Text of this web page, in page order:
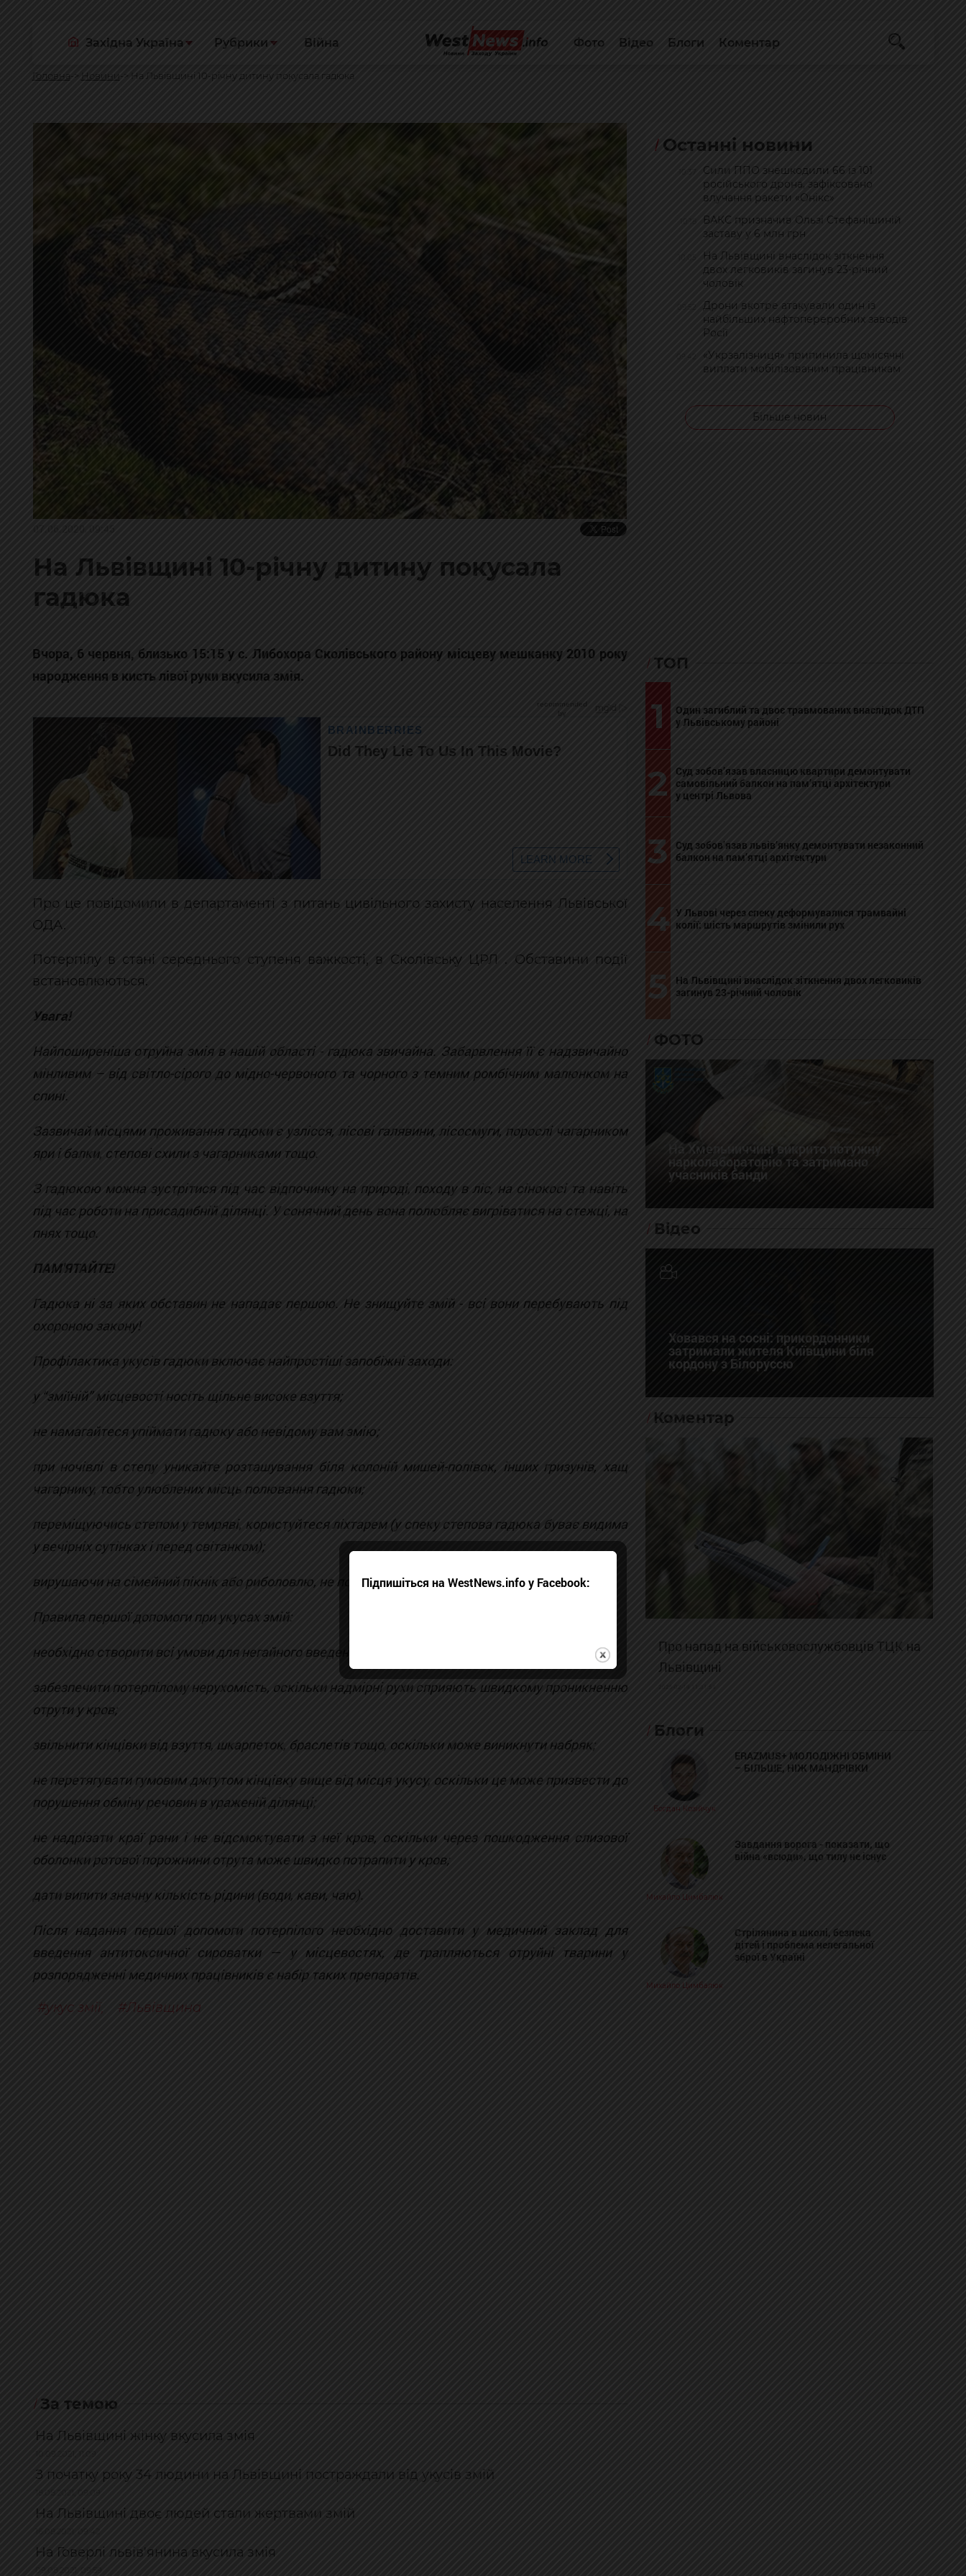
Західна Україна Рубрики Війна Фото Відео Блоги Коментар
Головна Новини На Львівщині 10-річну дитину покусала гадюка
На Львівщині 10-річну дитину покусала
гадюка
Вчора, 6 червня, близько 15:15 у с. Либохора Сколівського району місцеву мешканку 2010 року
народження в кисть лівої руки вкусила змія.
Про це повідомили в департаменті з питань цивільного захисту населення Львівської
ОДА.
Потерпілу в стані середнього ступеня важкості, в Сколівську ЦРЛ . Обставини події
встановлюються.
Увага!
Найпоширеніша отруйна змія в нашій області - гадюка звичайна. Забарвлення її є надзвичайно
мінливим – від світло-сірого до мідно-червоного та чорного з темним ромбічним малюнком на
спині.
Зазвичай місцями проживання гадюки є узлісся, лісові галявини, лісосмуги, порослі чагарником
яри і балки, степові схили з чагарниками тощо.
З гадюкою можна зустрітися під час відпочинку на природі, походу в ліс, на сінокосі та навіть
під час роботи на присадибній ділянці. У сонячний день вона полюбляє вигріватися на стежці, на
пнях тощо.
ПАМ'ЯТАЙТЕ!
Гадюка ні за яких обставин не нападає першою. Не знищуйте змій - всі вони перебувають під
охороною закону!
Профілактика укусів гадюки включає найпростіші запобіжні заходи:
у “зміїній” місцевості носіть щільне високе взуття;
не намагайтеся упіймати гадюку або невідому вам змію;
при ночівлі в степу уникайте розташування біля колоній мишей-полівок, інших гризунів, хащ
чагарнику, тобто улюблених місць полювання гадюки;
переміщуючись степом у темряві, користуйтеся ліхтарем (у спеку степова гадюка буває видима
у вечірніх сутінках і перед світанком);
вирушаючи на сімейний пікнік або риболовлю, не полінуйтесь провести бесіду з дітьми.
Правила першої допомоги при укусах змій:
необхідно створити всі умови для негайного введення сироватки;
забезпечити потерпілому нерухомість, оскільки надмірні рухи сприяють швидкому проникненню
отрути у кров;
звільнити кінцівки від взуття, шкарпеток, браслетів тощо, оскільки може виникнути набряк;
не перетягувати гумовим джгутом кінцівку вище від місця укусу, оскільки це може призвести до
порушення обміну речовин в ураженій ділянці;
не надрізати краї рани і не відсмоктувати з неї кров, оскільки через пошкодження слизової
оболонки ротової порожнини отрута може швидко потрапити у кров;
дати випити значну кількість рідини (води, кави, чаю).
Після надання першої допомоги потерпілого необхідно доставити у медичний заклад для
введення антитоксичної сироватки — у місцевостях, де трапляються отруйні тварини у
розпорядженні медичних працівників є набір таких препаратів.
укус змії Львівщина
За темою
На Львівщині жінку вкусила змія
З початку року 34 людини на Львівщині постраждали від укусів змій
На Львівщині двоє людей стали жертвами змій
На Говерлі львів'янина вкусила змія
Останні новини
Сили ППО знешкодили 66 із 101
російського дрона, зафіксовано
влучання ракети «Онікс»
ВАКС призначив Ользі Стефанішиній
заставу у 6 млн грн
На Львівщині внаслідок зіткнення
двох легковиків загинув 23-річний
чоловік
Дрони вкотре атакували один із
найбільших нафтопереробних заводів
Росії
«Укрзалізниця» припинила щомісячні
виплати мобілізованим працівникам
Більше новин
ТОП
1
Один загиблий та двоє травмованих внаслідок ДТП
у Львівському районі
2
Суд зобов’язав власницю квартири демонтувати
самовільний балкон на пам’ятці архітектури
у центрі Львова
3
Суд зобов’язав львів’янку демонтувати незаконний
балкон на пам’ятці архітектури
4 У Львові через спеку деформувалися трамвайні
колії: шість маршрутів змінили рух
5
На Львівщині внаслідок зіткнення двох легковиків
загинув 23-річний чоловік
ФОТО
На Хмельниччині викрито потужну
нарколабораторію та затримано
учасників банди
Відео
Ховався на сосні: прикордонники
затримали жителя Київщини біля
кордону з Білоруссю
Коментар
Про напад на військовослужбовців ТЦК на
Львівщині
Блоги
Богдан Козійчук
ERAZMUS+ МОЛОДІЖНІ ОБМІНИ
– БІЛЬШЕ, НІЖ МАНДРІВКИ
Михайло Цимбалюк
Завдання ворога - показати, що
війна «всюди», що тилу не існує
Михайло Цимбалюк
Стрілянина в школі, безпека
дітей і проблема нелегальної
зброї в Україні
Підпишіться на WestNews.info у Facebook: